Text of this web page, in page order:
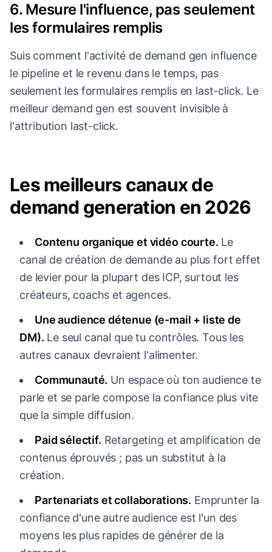
6. Mesure l'influence, pas seulement
les formulaires remplis
Suis comment l'activité de demand gen influence
le pipeline et le revenu dans le temps, pas
seulement les formulaires remplis en last-click. Le
meilleur demand gen est souvent invisible à
l'attribution last-click.
Les meilleurs canaux de
demand generation en 2026
Contenu organique et vidéo courte. Le
canal de création de demande au plus fort effet
de levier pour la plupart des ICP, surtout les
créateurs, coachs et agences.
Une audience détenue (e-mail + liste de
DM). Le seul canal que tu contrôles. Tous les
autres canaux devraient l'alimenter.
Communauté. Un espace où ton audience te
parle et se parle compose la confiance plus vite
que la simple diffusion.
Paid sélectif. Retargeting et amplification de
contenus éprouvés ; pas un substitut à la
création.
Partenariats et collaborations. Emprunter la
confiance d'une autre audience est l'un des
moyens les plus rapides de générer de la